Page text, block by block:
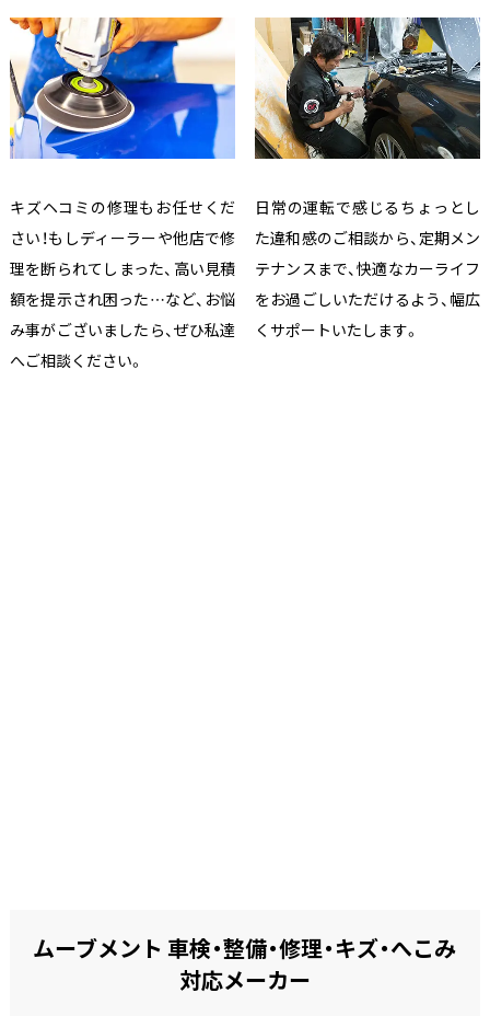
キズヘコミの修理もお任せくだ
さい！もしディーラーや他店で修
理を断られてしまった、高い見積
額を提示され困った…など、お悩
み事がございましたら、ぜひ私達
へご相談ください。
日常の運転で感じるちょっとし
た違和感のご相談から、定期メン
テナンスまで、快適なカーライフ
をお過ごしいただけるよう、幅広
くサポートいたします。
ムーブメント 車検・整備・修理・キズ・へこみ
対応メーカー